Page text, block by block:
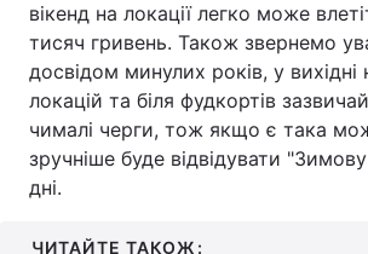
вікенд на локації легко може
тисяч гривень. Також звернемо
досвідом минулих років, у вихідні
локацій та біля фудкортів
чималі черги, тож якщо є така
зручніше буде відвідувати "Зимову
дні.
ЧИТАЙТЕ ТАКОЖ: